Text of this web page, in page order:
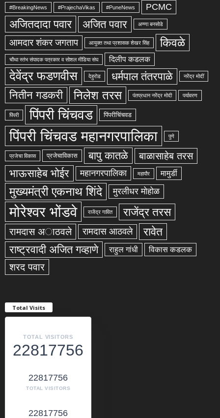
#BreakingNews #PrajechaVikas #PuneNews PCMC
अजितदादा पवार अजित पवार अण्णा बनसोडे
आमदार शंकर जगताप आयुक्त तथा प्रशासक शेखर सिंह किवळे
चौथा स्तंभ संपादक पत्रकार व सोशल मीडिया संघ दिलीप कडलक
देवेंद्र फडणवीस देहुरोड धर्मपाल तंतरपाळे नरेंद्र मोदीं
नितीन गडकरी निलेश तरस पंतप्रधान नरेंद्र मोदी पर्यावरण
पिंपरी पिंपरी चिंचवड पिंपरीचिंचवड
पिंपरी चिंचवड महानगरपालिका पुणे
प्रजेचा विकास प्रजेचाविकास बापु कातळे बाळासाहेब तरस
भाऊसाहेब भोईर महानगरपालिका महापौर मामुर्डी
मुख्यमंत्री एकनाथ शिंदे मुरलीधर मोहोळ
मोरेश्वर भोंडवे राजेंद्र गावित राजेंद्र तरस
रामदास अाठवले रामदास आठवले रावेत
राष्ट्रवादी अजित गव्हाणे राहुल गांधी विकास कडलक
शरद पवार
Total Visits
TOTAL VISITORS
22817756
22817756
TOTAL VISITORS
22817756